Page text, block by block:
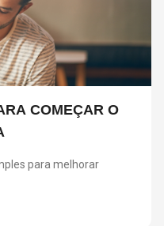
COMEÇAR O
para melhorar